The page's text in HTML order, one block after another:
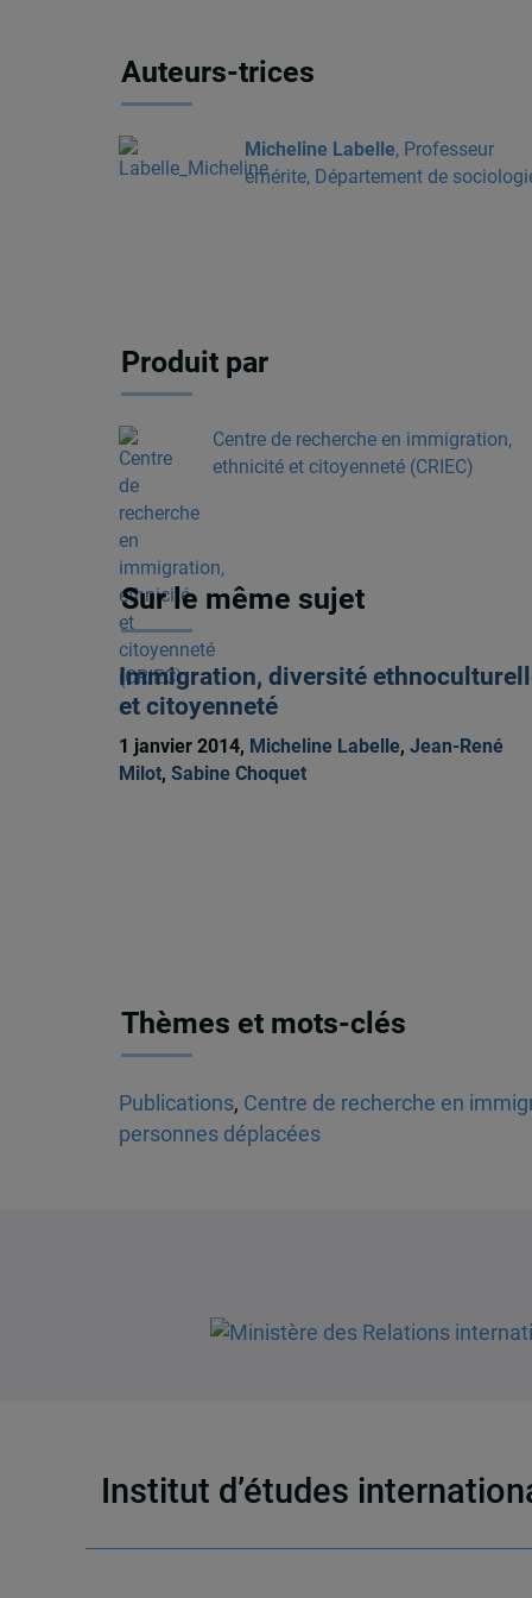
Auteurs-trices
Micheline Labelle, Professeur
émérite, Département de
Produit par
Centre de recherche en immigration,
ethnicité et citoyenneté (CRIEC)
Sur le même sujet
Immigration, diversité
et citoyenneté
1 janvier 2014, Micheline Labelle, Jean-René
Milot, Sabine Choquet
Thèmes et mots-clés
Publications, Centre de recherche en
personnes déplacées
Institut d’études